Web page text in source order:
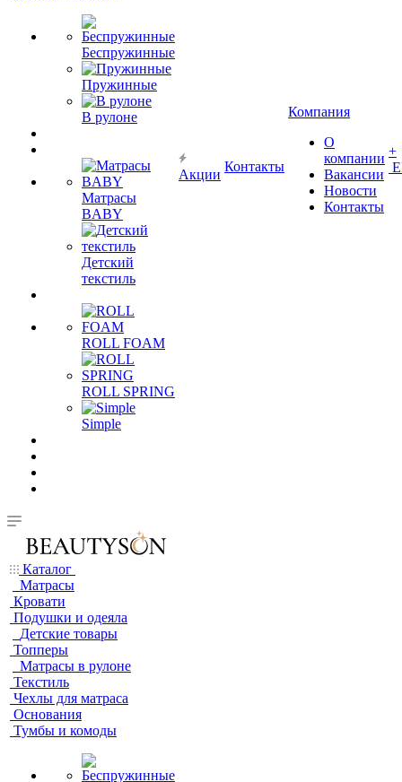
Беспружинные
Пружинные
В рулоне
Матрасы
BABY
Детский
текстиль
ROLL FOAM
ROLL SPRING
Simple
Акции
Контакты
Компания
О
компании
Вакансии
Новости
Контакты
+
Каталог
Матрасы
Кровати
Подушки и одеяла
Детские товары
Топперы
Матрасы в рулоне
Текстиль
Чехлы для матраса
Основания
Тумбы и комоды